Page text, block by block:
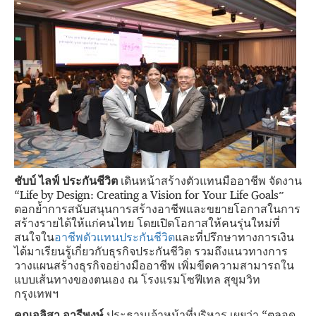
ชับบ์ ไลฟ์ ประกันชีวิต เดินหน้าสร้างตัวแทนมืออาชีพ จัดงาน
“Life by Design: Creating a Vision for Your Life Goals”
ตอกย้ำการสนับสนุนการสร้างอาชีพและขยายโอกาสในการ
สร้างรายได้ให้แก่คนไทย โดยเปิดโอกาสให้คนรุ่นใหม่ที่
สนใจในอาชีพตัวแทนประกันชีวิตและที่ปรึกษาทางการเงิน
ได้มาเรียนรู้เกี่ยวกับธุรกิจประกันชีวิต รวมถึงแนวทางการ
วางแผนสร้างธุรกิจอย่างมืออาชีพ เพิ่มขีดความสามารถใน
แบบเส้นทางของตนเอง ณ โรงแรมโซฟีเทล สุขุมวิท
กรุงเทพฯ